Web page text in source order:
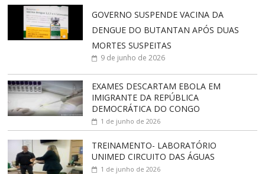
GOVERNO SUSPENDE VACINA DA
DENGUE DO BUTANTAN APÓS DUAS
MORTES SUSPEITAS
9 de junho de 2026
EXAMES DESCARTAM EBOLA EM
IMIGRANTE DA REPÚBLICA
DEMOCRÁTICA DO CONGO
1 de junho de 2026
TREINAMENTO- LABORATÓRIO
UNIMED CIRCUITO DAS ÁGUAS
1 de junho de 2026